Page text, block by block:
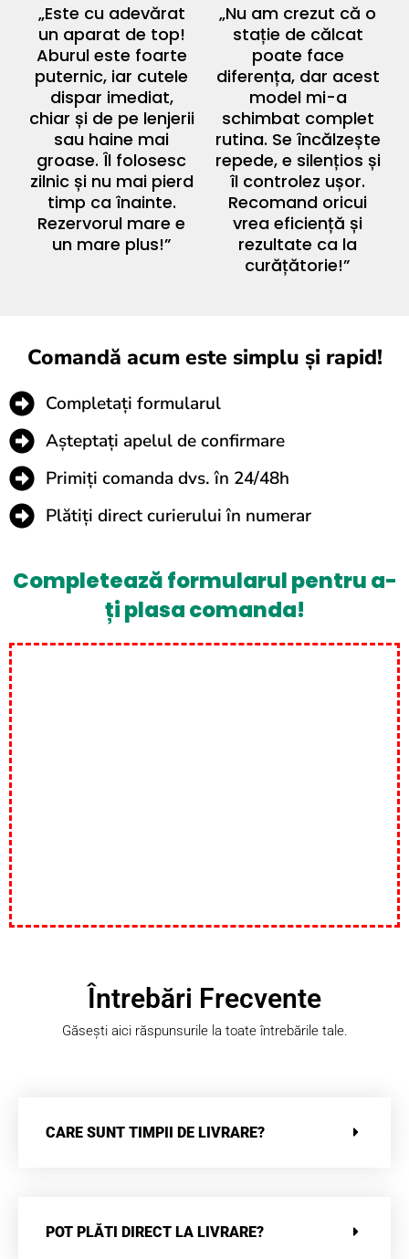
„Este cu adevărat
un aparat de top!
Aburul este foarte
puternic, iar cutele
dispar imediat,
chiar și de pe lenjerii
sau haine mai
groase. Îl folosesc
zilnic și nu mai pierd
timp ca înainte.
Rezervorul mare e
un mare plus!”
„Nu am crezut că o
stație de călcat
poate face
diferența, dar acest
model mi-a
schimbat complet
rutina. Se încălzește
repede, e silențios și
îl controlez ușor.
Recomand oricui
vrea eficiență și
rezultate ca la
curățătorie!”
Comandă acum este simplu și rapid!
Completați formularul
Așteptați apelul de confirmare
Primiți comanda dvs. în 24/48h
Plătiți direct curierului în numerar
Completează formularul pentru a-
ți plasa comanda!
Întrebări Frecvente
Găsești aici răspunsurile la toate întrebările tale.
CARE SUNT TIMPII DE LIVRARE?
POT PLĂTI DIRECT LA LIVRARE?